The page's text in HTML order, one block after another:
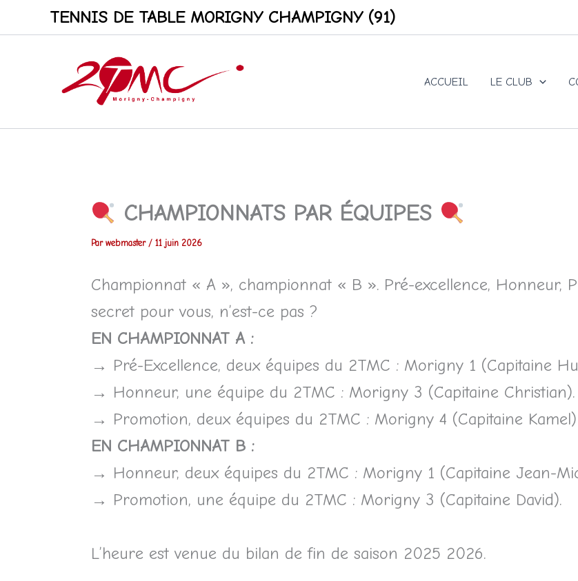
TENNIS DE TABLE MORIGNY CHAMPIGNY (91)
ACCUEIL LE CLUB
CHAMPIONNATS PAR ÉQUIPES
Par webmaster / 11 juin 2026
Championnat « A », championnat « B ». Pré-excellence, Honneur,
secret pour vous, n’est-ce pas ?
EN CHAMPIONNAT A :
→ Pré-Excellence, deux équipes du 2TMC : Morigny 1 (Capitaine
→ Honneur, une équipe du 2TMC : Morigny 3 (Capitaine Christian).
→ Promotion, deux équipes du 2TMC : Morigny 4 (Capitaine
EN CHAMPIONNAT B :
→ Honneur, deux équipes du 2TMC : Morigny 1 (Capitaine Jean-
→ Promotion, une équipe du 2TMC : Morigny 3 (Capitaine David).
L’heure est venue du bilan de fin de saison 2025 2026.